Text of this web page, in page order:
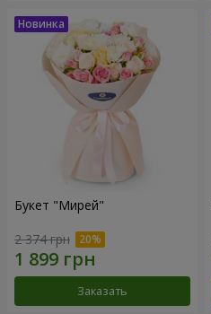
Букет "Мирей"
2 374 грн
Заказать